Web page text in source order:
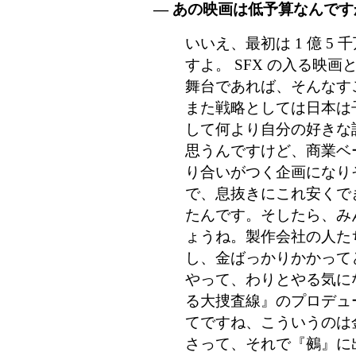
― あの映画は低予算なんで
いいえ、最初は 1 億 5
すよ。 SFX の入る映画
舞台であれば、そんな
また戦略としては日本
して何より自分の好き
思うんですけど、商業
り合いがつく企画にな
で、息抜きにこれ安く
たんです。そしたら、
ょうね。製作会社の人
し、金ばっかりかかっ
やって、わりとやる気
る大捜査線』のプロデ
てですね、こういうの
さって、それで『鵺』